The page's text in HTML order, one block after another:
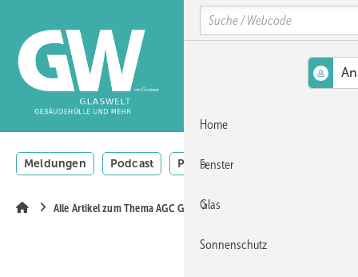
Hauptinhalt
Hauptmenü
SiteSearch
MENÜ
Meldungen Podcast Produkte
Alle Artikel zum Thema AGC Glass Europe
Search
Home
Fenster
Glas
Sonnenschutz